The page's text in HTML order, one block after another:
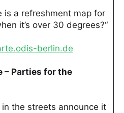
is a refreshment map for
it’s over 30 degrees?“
berlin.de
– Parties for the
the streets announce it